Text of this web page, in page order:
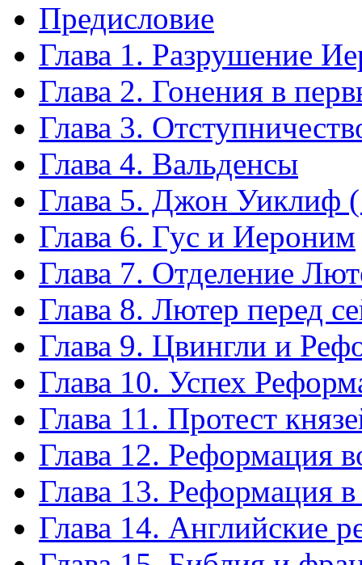
Предисловие
Глава 1. Разрушение
Глава 2. Гонения в
Глава 3.
Глава 4. Вальденсы
Глава 5. Джон Уиклиф
Глава 6. Гус и Иероним
Глава 7. Отделение
Глава 8. Лютер перед
Глава 9. Цвингли и
Глава 10. Успех
Глава 11. Протест
Глава 12. Реформация
Глава 13. Реформация
Глава 14. Английские